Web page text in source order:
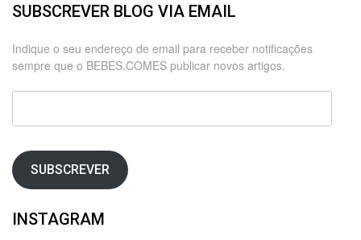
SUBSCREVER BLOG VIA EMAIL
Indique o seu endereço de email para receber notificações
sempre que o BEBES.COMES publicar novos artigos.
Endereço
email
SUBSCREVER
INSTAGRAM